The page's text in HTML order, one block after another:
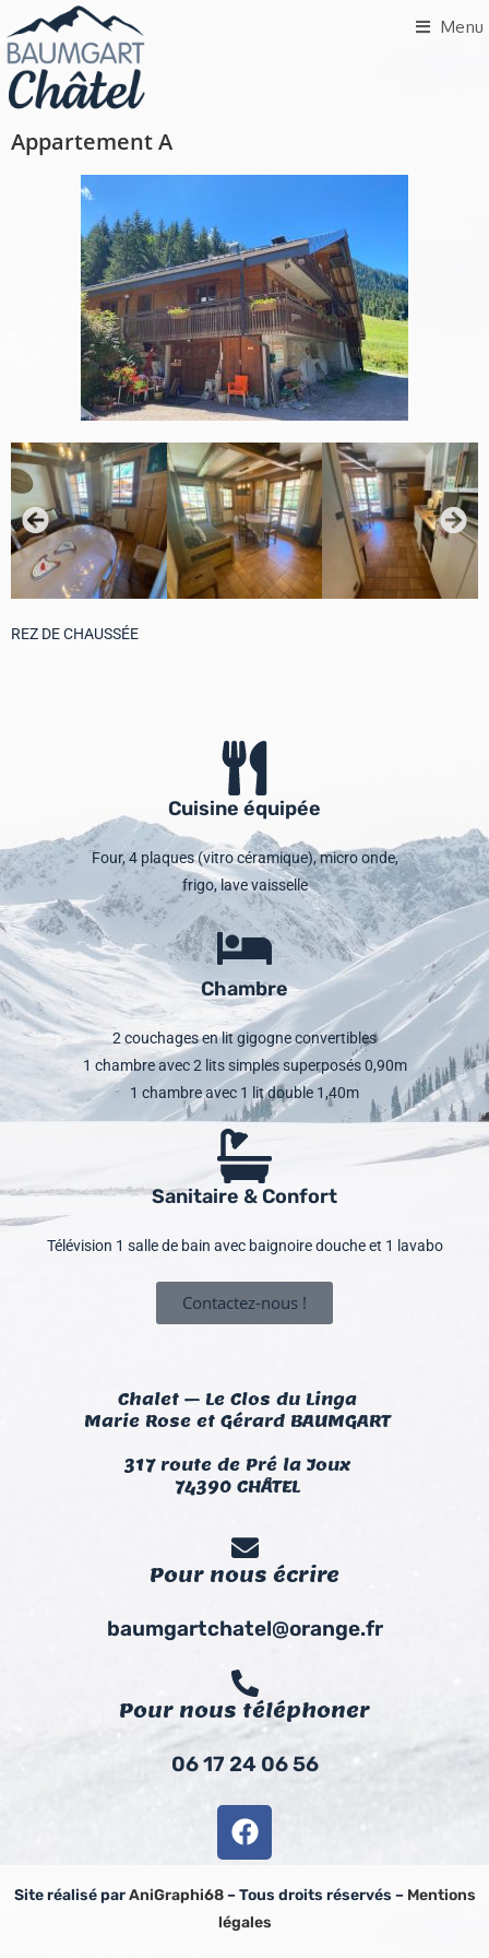
Menu
Appartement A
REZ DE CHAUSSÉE
Cuisine équipée
Four, 4 plaques (vitro céramique), micro onde,
frigo, lave vaisselle
Chambre
2 couchages en lit gigogne convertibles
1 chambre avec 2 lits simples superposés 0,90m
1 chambre avec 1 lit double 1,40m
Sanitaire & Confort
Télévision 1 salle de bain avec baignoire douche et 1 lavabo
Contactez-nous !
Chalet – Le Clos du Linga
Marie Rose et Gérard BAUMGART
317 route de Pré la Joux
74390 CHÂTEL
Pour nous écrire
baumgartchatel@orange.fr
Pour nous téléphoner
06 17 24 06 56
Site réalisé parAniGraphi68– Tous droits réservés – Mentions
légales